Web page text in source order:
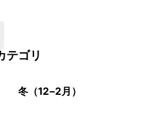
テゴリ
冬（12–2月）